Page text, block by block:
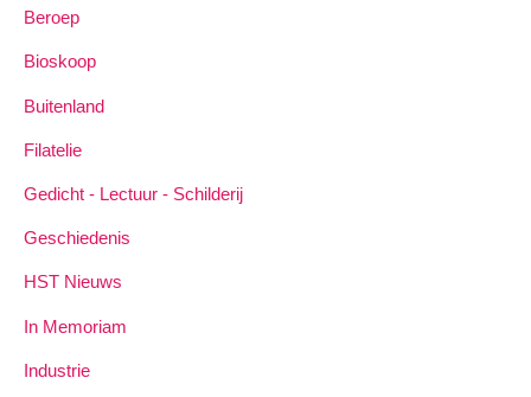
Beroep
Bioskoop
Buitenland
Filatelie
Gedicht - Lectuur - Schilderij
Geschiedenis
HST Nieuws
In Memoriam
Industrie